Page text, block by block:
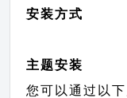
安装方式
主题安装
您可以通过以